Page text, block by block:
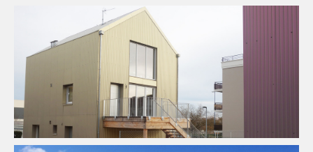
Ingenierie TCE
Pilotage D'opération /
MOEX Structure